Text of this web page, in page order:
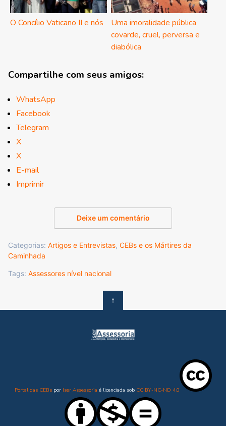
O Concílio Vaticano II e nós
Uma imoralidade pública
covarde, cruel, perversa e
diabólica
Compartilhe com seus amigos:
WhatsApp
Facebook
Telegram
X
X
E-mail
Imprimir
Deixe um comentário
Categorias: Artigos e Entrevistas, CEBs e os Mártires da
Caminhada
Tags: Assessores nível nacional
↑
Portal das CEBspor Iser Assessoria é licenciada sob CC BY-NC-ND 4.0